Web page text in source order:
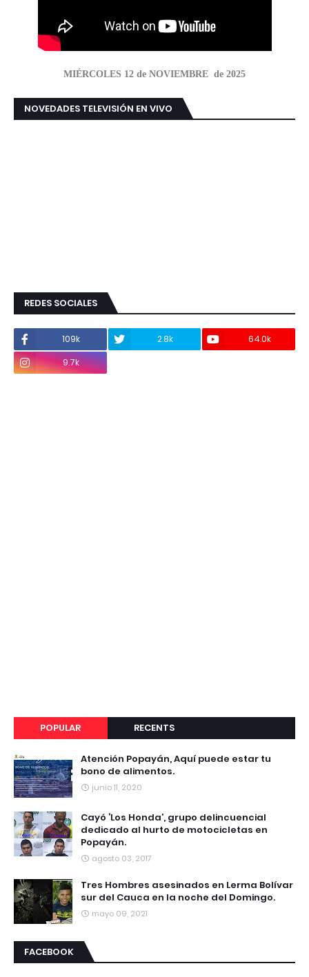
MIÉRCOLES 12 de NOVIEMBRE de 2025
NOVEDADES TELEVISIÓN EN VIVO
REDES SOCIALES
109k 2.8k
64.0k
9.7k
POPULAR RECENTS
Atención Popayán, Aquí puede estar tu
bono de alimentos.
junio 11, 2020
Cayó ‘Los Honda’, grupo delincuencial
dedicado al hurto de motocicletas en
Popayán.
agosto 03, 2017
Tres Hombres asesinados en Lerma Bolívar
sur del Cauca en la noche del Domingo.
mayo 09, 2021
FACEBOOK